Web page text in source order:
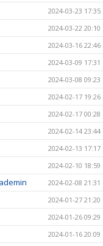
2024-03-23 17:35
2024-03-22 20:10
2024-03-16 22:46
2024-03-09 17:31
2024-03-08 09:23
2024-02-17 19:26
2024-02-17 00:28
2024-02-14 23:44
2024-02-13 17:17
2024-02-10 18:59
2024-02-08 21:31
2024-01-27 21:20
2024-01-26 09:29
2024-01-16 20:09